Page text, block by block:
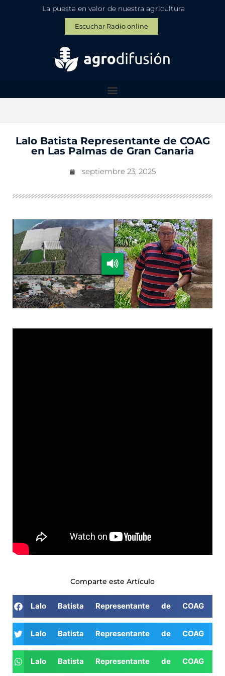
La puesta en valor de nuestra agricultura
Escuchar Radio online
Lalo Batista Representante de COAG
en Las Palmas de Gran Canaria
septiembre 23, 2025
Comparte este Artículo
Lalo Batista Representante de COAG
Lalo Batista Representante de COAG
Lalo Batista Representante de COAG